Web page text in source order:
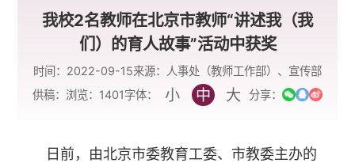
我校2名教师在北京市教师“讲述我（我
们）的育人故事”活动中获奖
时间：2022-09-15来源：人事处（教师工作部）、宣传部
供稿： 浏览： 1401字体： 小 中 大 分享：
日前，由北京市委教育工委、市教委主办的